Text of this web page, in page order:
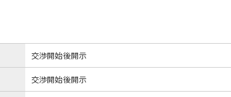
交渉開始後開示
交渉開始後開示